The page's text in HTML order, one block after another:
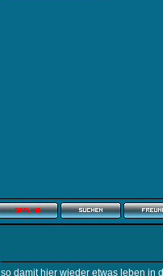
so damit hier wieder etwas leben in